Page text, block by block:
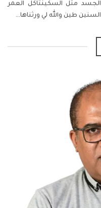
الجسد مثل السكينتاكل العمر
السنين طين والله لي ورثناها…